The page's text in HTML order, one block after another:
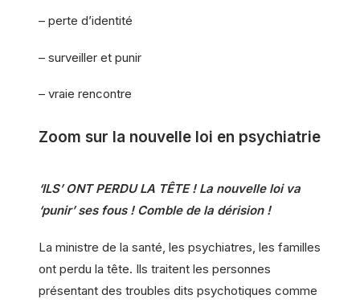
– perte d’identité
– surveiller et punir
– vraie rencontre
Zoom sur la nouvelle loi en psychiatrie
‘ILS’ ONT PERDU LA TÊTE ! La nouvelle loi va
‘punir’ ses fous ! Comble de la dérision !
La ministre de la santé, les psychiatres, les familles
ont perdu la tête. Ils traitent les personnes
présentant des troubles dits psychotiques comme